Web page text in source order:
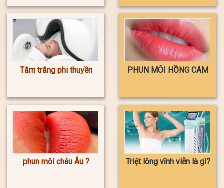
Tắm trắng phi thuyền PHUN MÔI HỒNG CAM
phun môi châu Âu ? Triệt lông vĩnh viễn là gì?